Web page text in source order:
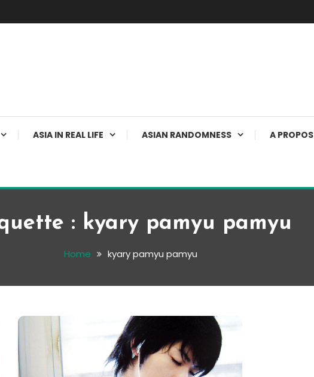
ASIA IN REAL LIFE ASIAN RANDOMNESS A PROPOS
: kyary pamyu pamyu
Home kyary pamyu pamyu